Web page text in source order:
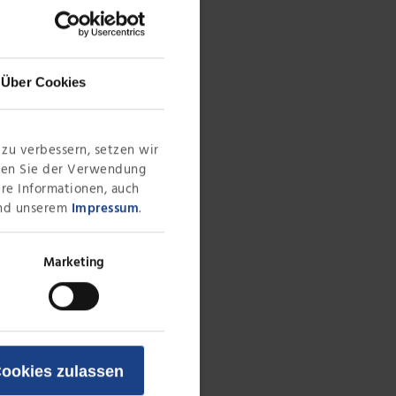
Über Cookies
verbessern, setzen wir
Sie der Verwendung
Informationen, auch
unserem Impressum.
Marketing
zulassen